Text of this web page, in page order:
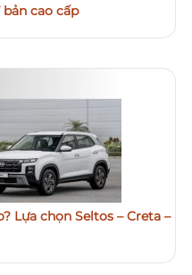
bản cao cấp
Lựa chọn Seltos – Creta –